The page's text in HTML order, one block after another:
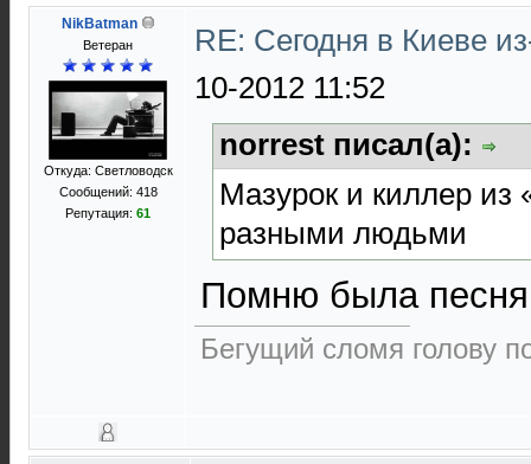
NikBatman
Ветеран
Откуда: Светловодск
Сообщений: 418
Репутация: 61
RE: Сегодня в Киеве
10-2012 11:52
norrest писал(а):
Мазурок и киллер из
разными людьми
Помню была
Бегущий сломя голову